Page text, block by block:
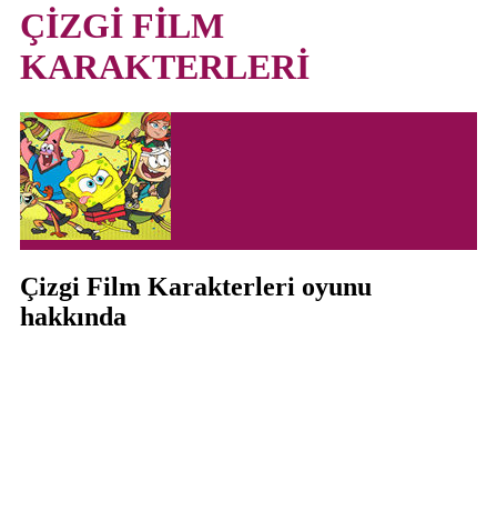
ÇİZGİ FİLM
KARAKTERLERİ
Çizgi Film Karakterleri oyunu
hakkında